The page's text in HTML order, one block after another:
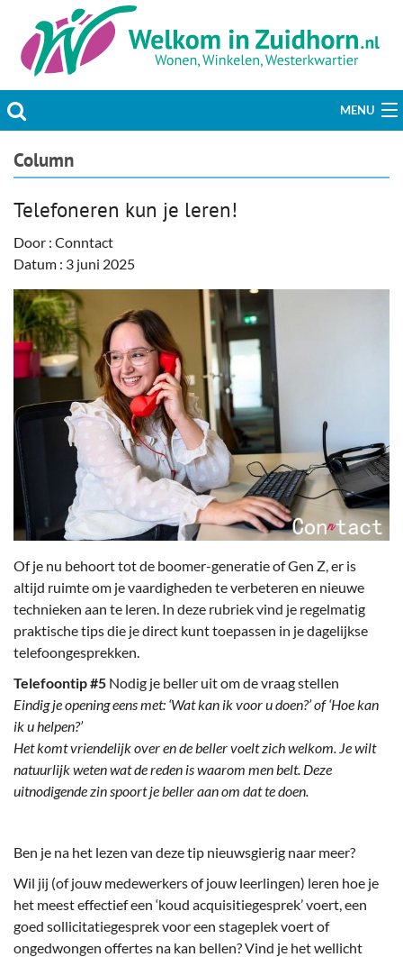
MENU
Actueel
Welzijn & Maatschappij
Prikbord & Aanbiedingen
Plaats bericht
Column
Telefoneren kun je leren!
Door : Conntact
Datum : 3 juni 2025
Of je nu behoort tot de boomer-generatie of Gen Z, er is
altijd ruimte om je vaardigheden te verbeteren en nieuwe
technieken aan te leren. In deze rubriek vind je regelmatig
praktische tips die je direct kunt toepassen in je dagelijkse
telefoongesprekken.
Telefoontip #5 Nodig je beller uit om de vraag stellen
Eindig je opening eens met: ‘Wat kan ik voor u doen?’ of ‘Hoe kan
ik u helpen?’
Het komt vriendelijk over en de beller voelt zich welkom. Je wilt
natuurlijk weten wat de reden is waarom men belt. Deze
uitnodigende zin spoort je beller aan om dat te doen.
Ben je na het lezen van deze tip nieuwsgierig naar meer?
Wil jij (of jouw medewerkers of jouw leerlingen) leren hoe je
het meest effectief een ‘koud acquisitiegesprek’ voert, een
goed sollicitatiegesprek voor een stageplek voert of
ongedwongen offertes na kan bellen? Vind je het wellicht